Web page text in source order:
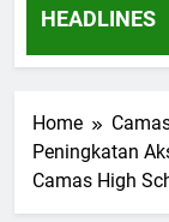
HEADLINES
Home
Peningkatan
Camas High